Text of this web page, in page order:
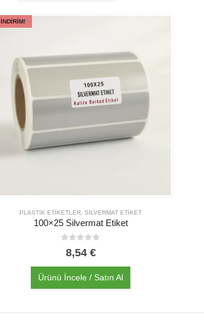
İNDIRIM!
PLASTIK ETIKETLER ,SILVERMAT ETIKET
100×25 Silvermat Etiket
8,54 €
Ürünü İncele / Satın Al